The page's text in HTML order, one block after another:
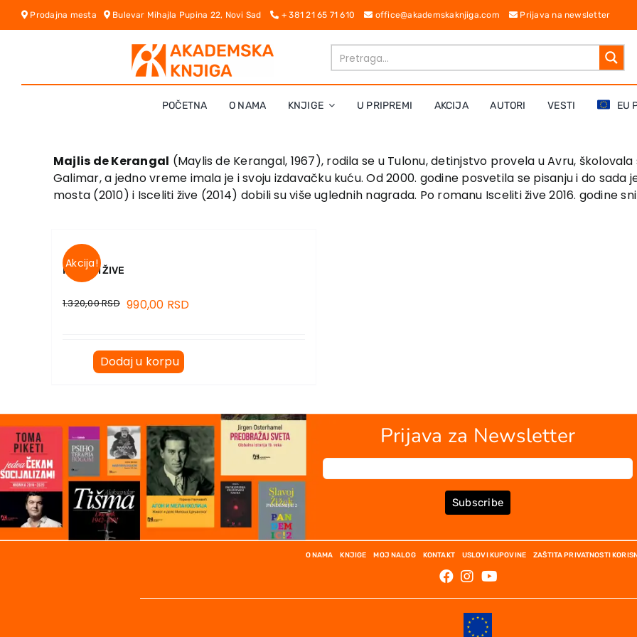
Skip
Prodajna mesta Bulevar Mihajla Pupina 22, Novi Sad + 381 21 65 71 610 office@akademskaknjiga.com Prijava na newsletter
POČETNA O NAMA KNJIGE U PRIPREMI AKCIJA AUTORI VESTI EU
Majlis de Kerangal (Maylis de Kerangal, 1967), rodila se u Tulonu, detinjstvo provela u Avru, školovala
Galimar, a jedno vreme imala je i svoju izdavačku kuću. Od 2000. godine posvetila se pisanju i do sada
mosta (2010) i Isceliti žive (2014) dobili su više uglednih nagrada. Po romanu Isceliti žive 2016. godine
Akcija!
ISCELITI ŽIVE
1.320,00RSD 990,00 RSD
Dodaj u korpu
Prijava za Newsletter
Subscribe
O NAMA KNJIGE MOJ NALOG KONTAKT USLOVI KUPOVINE ZAŠTITA PRIVATNOSTI